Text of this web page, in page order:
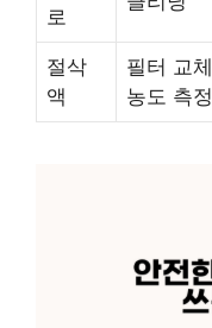
로
절삭
액
필터 교
농도 측정